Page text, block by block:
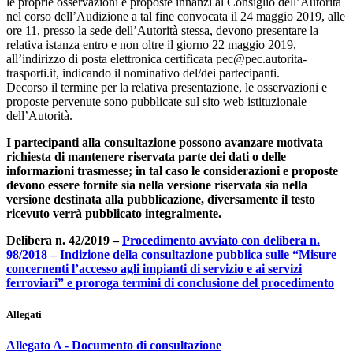
nel corso dell’Audizione a tal fine convocata il 24 maggio 2019, alle
ore 11, presso la sede dell’Autorità stessa, devono presentare la
relativa istanza entro e non oltre il giorno 22 maggio 2019,
all’indirizzo di posta elettronica certificata pec@pec.autorita-
trasporti.it, indicando il nominativo del/dei partecipanti.
Decorso il termine per la relativa presentazione, le osservazioni e
proposte pervenute sono pubblicate sul sito web istituzionale
dell’Autorità.
I partecipanti alla consultazione possono avanzare motivata
richiesta di mantenere riservata parte dei dati o delle
informazioni trasmesse; in tal caso le considerazioni e proposte
devono essere fornite sia nella versione riservata sia nella
versione destinata alla pubblicazione, diversamente il testo
ricevuto verrà pubblicato integralmente.
Delibera n. 42/2019 –Procedimento avviato con delibera n.
98/2018 – Indizione della consultazione pubblica sulle “Misure
concernenti l’accesso agli impianti di servizio e ai servizi
ferroviari” e proroga termini di conclusione del procedimento
Allegati
Allegato A - Documento di consultazione